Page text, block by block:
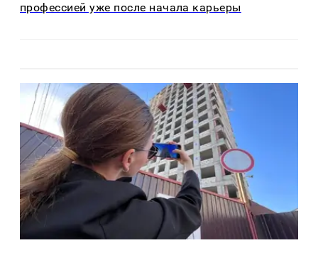
профессией уже после начала карьеры